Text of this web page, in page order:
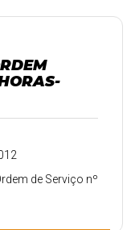
de Serviço nº